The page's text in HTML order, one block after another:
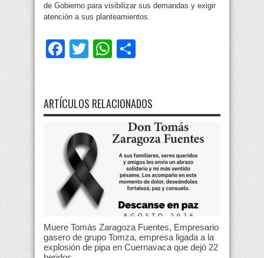
de Gobierno para visibilizar sus demandas y exigir
atención a sus planteamientos.
Facebook
TwitterWhatsApp
ARTÍCULOS RELACIONADOS
Muere Tomás Zaragoza Fuentes, Empresario
gasero de grupo Tomza, empresa ligada a la
explosión de pipa en Cuernavaca que dejó 22